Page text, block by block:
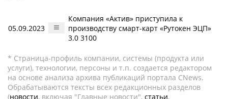
05.09.2023
Компания «Актив» приступила к
производству смарт-карт «Рутокен ЭЦП»
3.0 3100
* Страница-профиль компании, системы (продукта или
услуги), технологии, персоны и т.п. создается редактором
на основе анализа архива публикаций портала CNews.
Обрабатываются тексты всех редакционных разделов
(новости, включая "Главные новости", статьи,